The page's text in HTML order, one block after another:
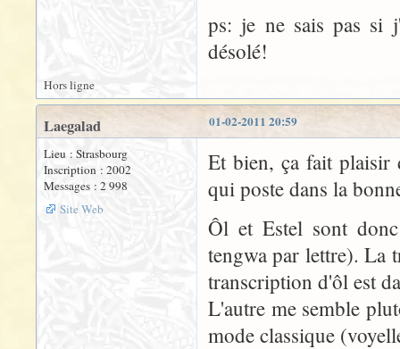
ps: je ne sais pas si
désolé!
Hors ligne
01-02-2011 20:59
Laegalad
Lieu : Strasbourg
Inscription : 2002
Messages : 2 998
Site Web
Et bien, ça fait plaisir
qui poste dans la
Ôl et Estel sont
tengwa par lettre). La
transcription d'ôl est
L'autre me semble
mode classique